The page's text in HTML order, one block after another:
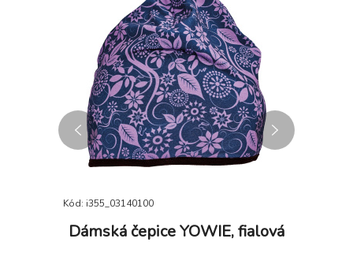
Kód: i355_03140100
Dámská čepice YOWIE, fialová